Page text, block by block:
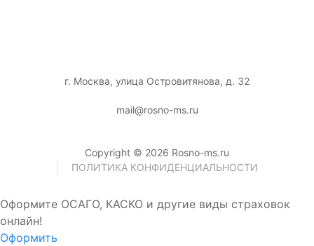
г. Москва, улица Островитянова, д. 32
mail@rosno-ms.ru
Copyright © 2026 Rosno-ms.ru
ПОЛИТИКА КОНФИДЕНЦИАЛЬНОСТИ
Оформите ОСАГО, КАСКО и другие виды страховок
онлайн!
Оформить